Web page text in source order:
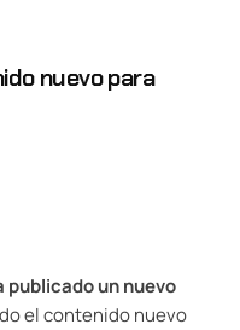
nuevo para
publicado un nuevo
el contenido nuevo